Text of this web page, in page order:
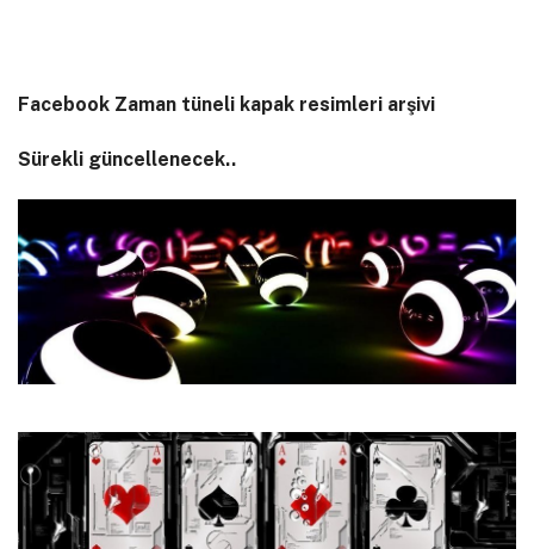
Facebook Zaman tüneli kapak resimleri arşivi
Sürekli güncellenecek..